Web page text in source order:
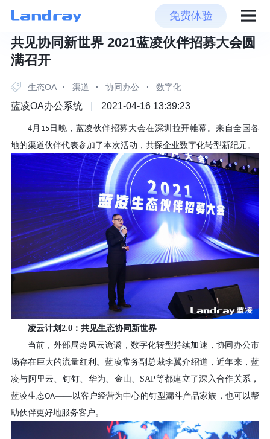
免费体验
共见协同新世界 2021蓝凌伙伴招募大会圆
满召开
生态OA · 渠道 · 协同办公 · 数字化
蓝凌OA办公系统 2021-04-16 13:39:23
4月 15日晚，蓝凌伙伴招募大会在深圳拉开帷幕。来自全国各
地的渠道伙伴代表参加了本次活动，共探企业数字化转型新纪元。
凌云计划 2.0：共见生态协同新世界
当前，外部局势风云诡谲，数字化转型持续加速，协同办公市
场存在巨大的流量红利。蓝凌常务副总裁李翼介绍道，近年来，蓝
凌与阿里云、钉钉、华为、金山、 SAP等都建立了深入合作关系，
蓝凌生态OA——以客户经营为中心的钉型漏斗产品家族，也可以帮
助伙伴更好地服务客户。